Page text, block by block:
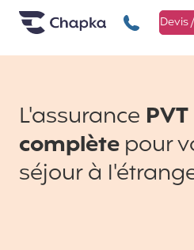
Chapka +33 1 74 85 50
Devis
L'assurance PVT
complètepour
séjour à